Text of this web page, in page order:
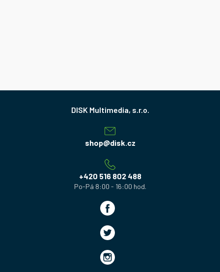
shop@disk.cz
+420 516 802 488